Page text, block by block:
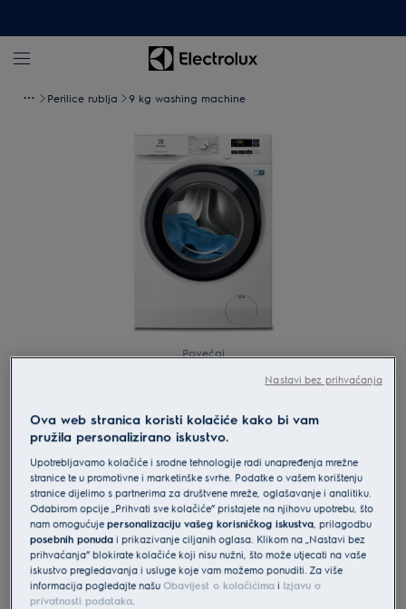
Perilice rublja 9 kg washing machine
Povećaj
EW6F1492E
Electrolux SensiCare 600 perilica
rublja kapaciteta 9 kg i 1400
okretaja
4.9 (78)
Informacijski list proizvoda
Ova web stranica koristi kolačiće kako bi vam
pružila personalizirano iskustvo.
Upotrebljavamo kolačiće i srodne tehnologije radi unapređenja mrežne
stranice te u promotivne i marketinške svrhe. Podatke o vašem korištenju
stranice dijelimo s partnerima za društvene mreže, oglašavanje i analitiku.
Odabirom opcije „Prihvati sve kolačiće” pristajete na njihovu upotrebu, što
nam omogućujepersonalizaciju vašeg korisničkog iskustva, prilagodbu
posebnih ponuda i prikazivanje ciljanih oglasa. Klikom na „Nastavi bez
prihvaćanja” blokirate kolačiće koji nisu nužni, što može utjecati na vaše
iskustvo pregledavanja i usluge koje vam možemo ponuditi. Za više
informacija pogledajte našuObavijest o kolačićima i Izjavu o
privatnosti podataka.
Nastavi bez prihvaćanja